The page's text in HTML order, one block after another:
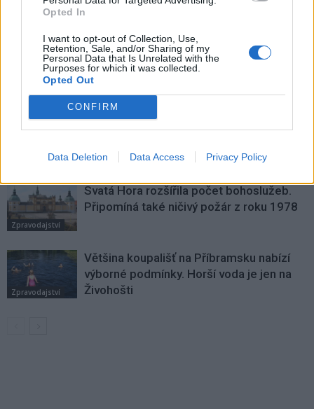
Opted In
I want to opt-out of Collection, Use,
Retention, Sale, and/or Sharing of my
Personal Data that Is Unrelated with the
Purposes for which it was collected.
Opted Out
CONFIRM
Data Deletion Data Access Privacy Policy
týden uspořádala dvě požární
krajští radní schválili investice do
SOUVISEJÍCÍ ČLÁNKY
VÍCE OD AUTORA
Zpravodajství
Hygienici kontrolují dětské tábory. Více
nevyhověla
Zpravodajství
Svatá Hora rozšířila počet bohoslužeb.
Připomíná také ničivý požár z roku 1978
Zpravodajství
Většina koupališť na Příbramsku nabízí
výborné podmínky. Horší voda je jen na
Živohošti